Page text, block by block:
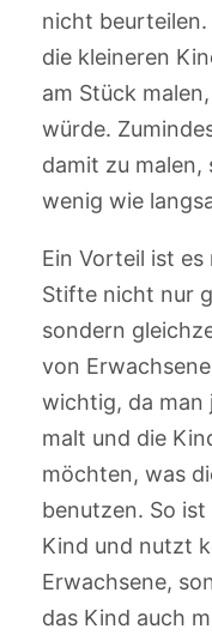
nicht
die kleineren
am Stück
würde.
damit zu malen,
wenig wie
Ein Vorteil ist es
Stifte nicht nur
sondern
von
wichtig, da man
malt und die
möchten, was
benutzen. So
Kind und nutzt
Erwachsene,
das Kind auch